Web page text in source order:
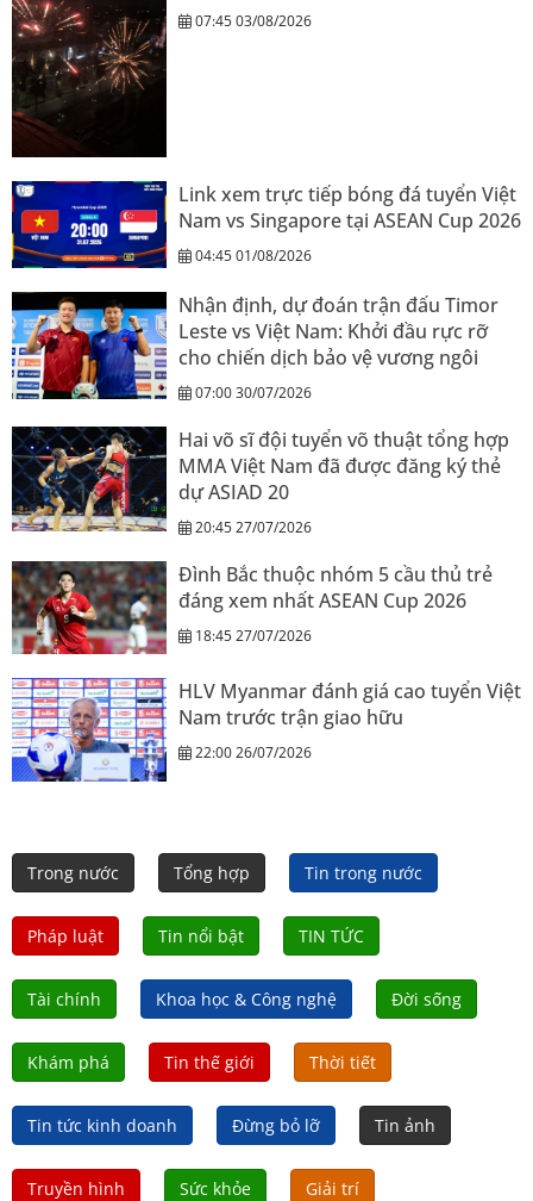
07:45 03/08/2026
Link xem trực tiếp bóng đá tuyển Việt
Nam vs Singapore tại ASEAN Cup 2026
04:45 01/08/2026
Nhận định, dự đoán trận đấu Timor
Leste vs Việt Nam: Khởi đầu rực rỡ
cho chiến dịch bảo vệ vương ngôi
07:00 30/07/2026
Hai võ sĩ đội tuyển võ thuật tổng hợp
MMA Việt Nam đã được đăng ký thẻ
dự ASIAD 20
20:45 27/07/2026
Đình Bắc thuộc nhóm 5 cầu thủ trẻ
đáng xem nhất ASEAN Cup 2026
18:45 27/07/2026
HLV Myanmar đánh giá cao tuyển Việt
Nam trước trận giao hữu
22:00 26/07/2026
Trong nước Tổng hợp Tin trong nước
Pháp luật Tin nổi bật TIN TỨC
Tài chính Khoa học & Công nghệ Đời sống
Khám phá Tin thế giới Thời tiết
Tin tức kinh doanh Đừng bỏ lỡ Tin ảnh
Truyền hình Sức khỏe Giải trí